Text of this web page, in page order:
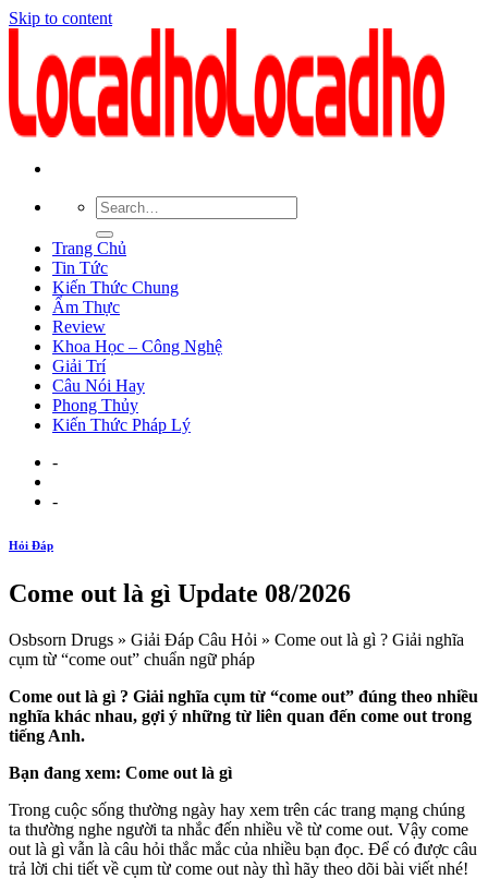
Skip to content
Trang Chủ
Tin Tức
Kiến Thức Chung
Ẩm Thực
Review
Khoa Học – Công Nghệ
Giải Trí
Câu Nói Hay
Phong Thủy
Kiến Thức Pháp Lý
-
-
Hỏi Đáp
Come out là gì Update 08/2026
Osbsorn Drugs » Giải Đáp Câu Hỏi » Come out là gì ? Giải nghĩa
cụm từ “come out” chuẩn ngữ pháp
Come out là gì ? Giải nghĩa cụm từ “come out” đúng theo nhiều
nghĩa khác nhau, gợi ý những từ liên quan đến come out trong
tiếng Anh.
Bạn đang xem: Come out là gì
Trong cuộc sống thường ngày hay xem trên các trang mạng chúng
ta thường nghe người ta nhắc đến nhiều về từ come out. Vậy come
out là gì vẫn là câu hỏi thắc mắc của nhiều bạn đọc. Để có được câu
trả lời chi tiết về cụm từ come out này thì hãy theo dõi bài viết nhé!